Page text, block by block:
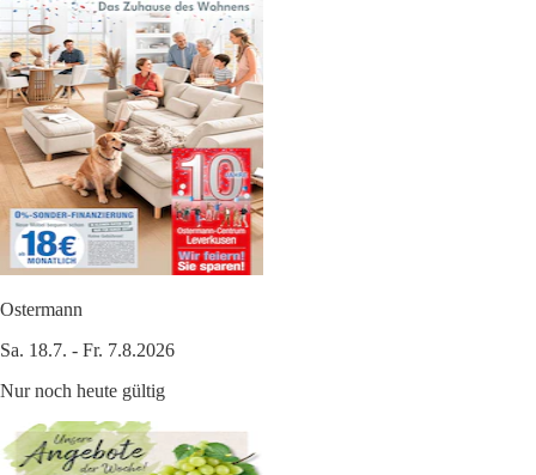
Ostermann
Sa. 18.7. - Fr. 7.8.2026
Nur noch heute gültig